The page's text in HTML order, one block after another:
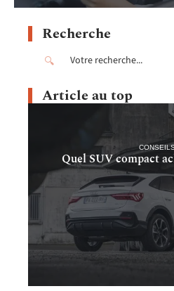
Recherche
Article au top
Quel SUV compact